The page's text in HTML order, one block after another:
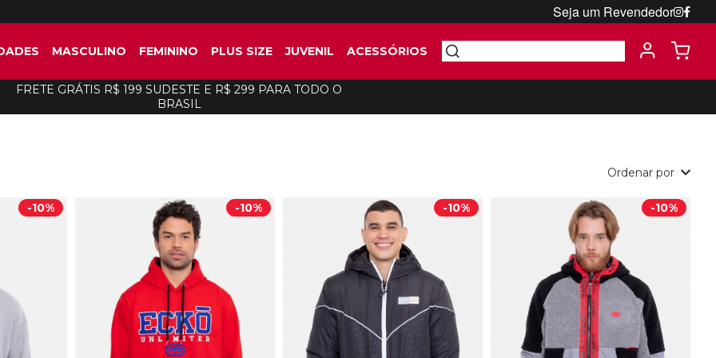
Seja um Revendedor
MASCULINO FEMININO PLUS SIZE JUVENIL ACESSÓRIOS
FRETE GRÁTIS R$ 199 SUDESTE E R$ 299 PARA TODO O
BRASIL
Ordenar por
-10% -10% -10% -10%